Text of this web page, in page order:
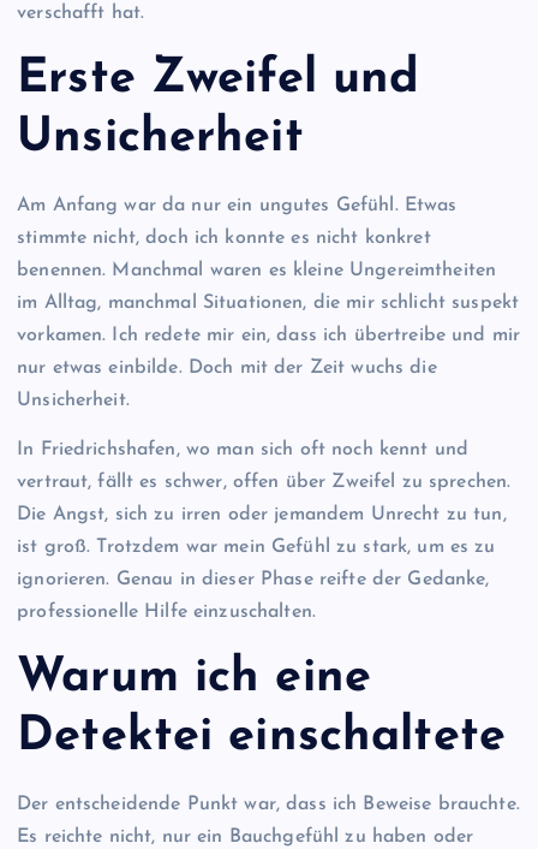
verschafft hat.
Erste Zweifel und
Unsicherheit
Am Anfang war da nur ein ungutes Gefühl. Etwas
stimmte nicht, doch ich konnte es nicht konkret
benennen. Manchmal waren es kleine Ungereimtheiten
im Alltag, manchmal Situationen, die mir schlicht suspekt
vorkamen. Ich redete mir ein, dass ich übertreibe und mir
nur etwas einbilde. Doch mit der Zeit wuchs die
Unsicherheit.
In Friedrichshafen, wo man sich oft noch kennt und
vertraut, fällt es schwer, offen über Zweifel zu sprechen.
Die Angst, sich zu irren oder jemandem Unrecht zu tun,
ist groß. Trotzdem war mein Gefühl zu stark, um es zu
ignorieren. Genau in dieser Phase reifte der Gedanke,
professionelle Hilfe einzuschalten.
Warum ich eine
Detektei einschaltete
Der entscheidende Punkt war, dass ich Beweise brauchte.
Es reichte nicht, nur ein Bauchgefühl zu haben oder